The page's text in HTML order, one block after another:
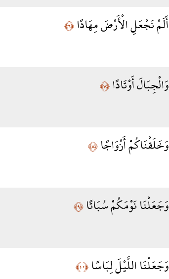
أَلَمْ نَجْعَلِ الْأَرْضَ مِهَادًا﴿٦﴾
وَالْجِبَالَ أَوْتَادًا﴿٧﴾
وَخَلَقْنَاكُمْ أَزْوَاجًا﴿٨﴾
وَجَعَلْنَا نَوْمَكُمْ سُبَاتًا﴿٩﴾
وَجَعَلْنَا اللَّيْلَ لِبَاسًا﴿١٠﴾